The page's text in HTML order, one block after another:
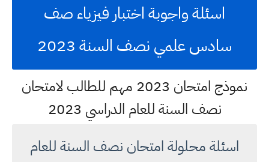
اسئلة واجوبة اختبار فيزياء صف
سادس علمي نصف السنة 2023
نموذج امتحان 2023 مهم للطالب لامتحان
نصف السنة للعام الدراسي 2023
اسئلة محلولة امتحان نصف السنة للعام